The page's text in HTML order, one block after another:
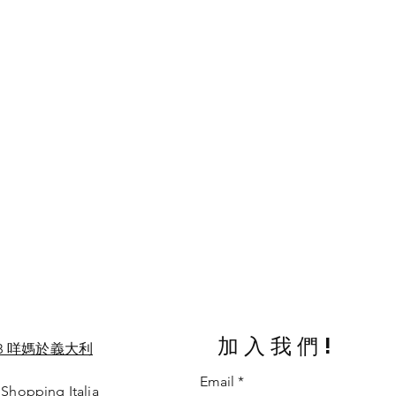
咩媽於義大利
Italia
加入我們!
Email